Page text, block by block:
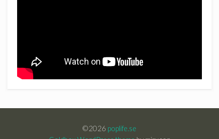
©2026 poplife.se